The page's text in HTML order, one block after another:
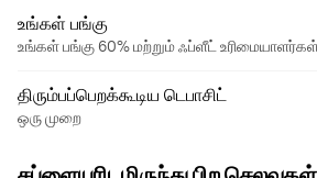
உங்கள் பங்கு
உங்கள் பங்கு 60% மற்றும் ஃப்ளீட்
திரும்பப்பெறக்கூடிய டெபாசிட்
ஒரு முறை